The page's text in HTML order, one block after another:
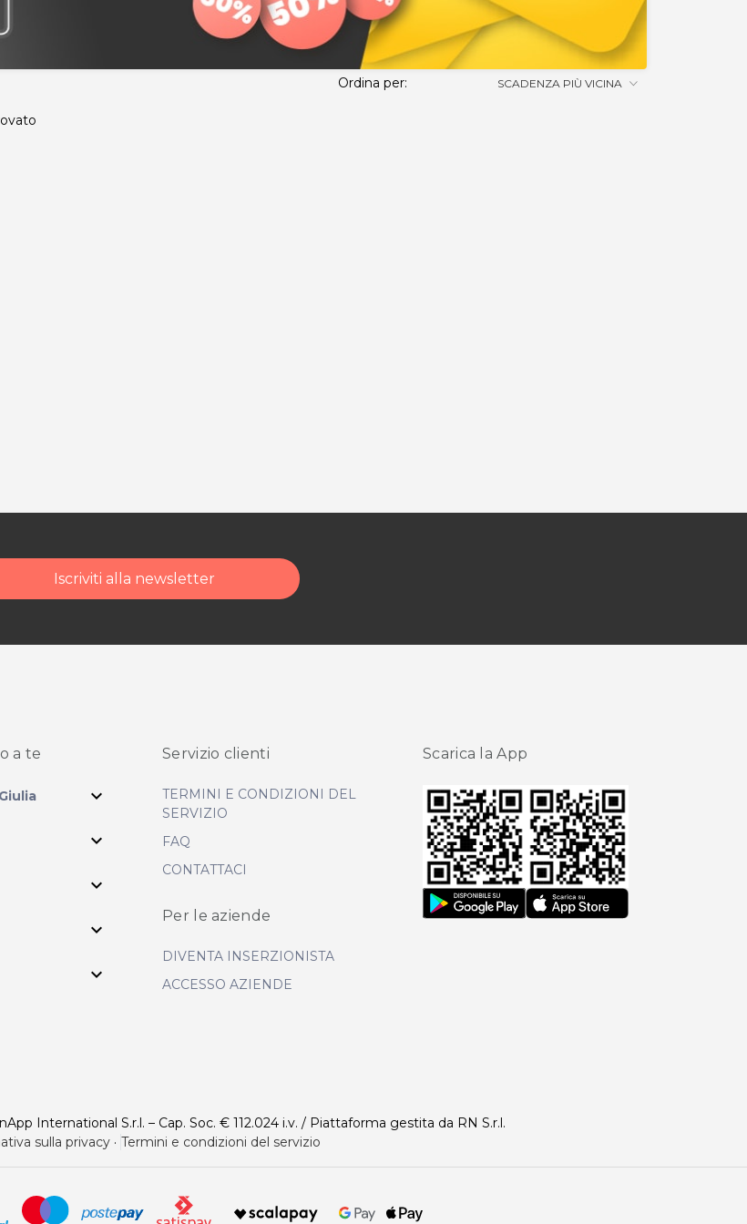
Ordina per: SCADENZA PIÙ VICINA
Iscriviti alla newsletter
a te
expand_more
expand_more
expand_more
expand_more
expand_more
Servizio clienti
TERMINI E CONDIZIONI DEL
SERVIZIO
FAQ
CONTATTACI
Per le aziende
DIVENTA INSERZIONISTA
ACCESSO AZIENDE
Scarica la App
International S.r.l. – Cap. Soc. € 112.024 i.v. / Piattaforma gestita da RN S.r.l.
sulla privacy· Termini e condizioni del servizio